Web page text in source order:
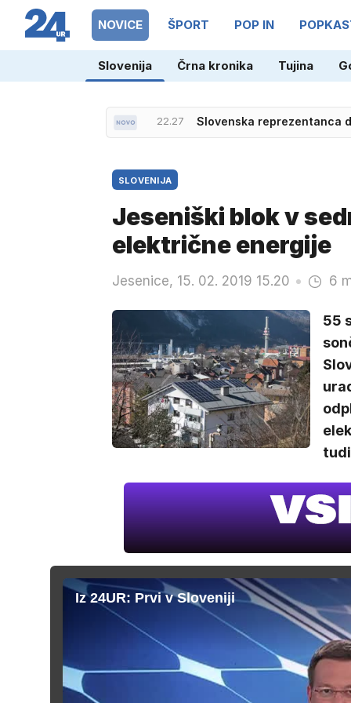
NOVICE ŠPORT POP IN
Slovenija Črna kronika Tujina
22.27 Slovenska reprezentanca
SLOVENIJA
Jeseniški blok v
električne energije
Jesenice, 15. 02. 2019 15.20 6
55
Iz 24UR: Prvi v Sloveniji